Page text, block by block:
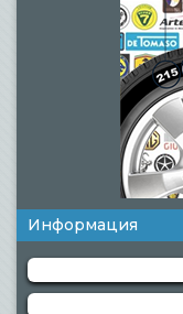
Информация